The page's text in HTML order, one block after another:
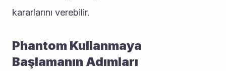
kararlarını verebilir.
Phantom Kullanmaya
Başlamanın Adımları